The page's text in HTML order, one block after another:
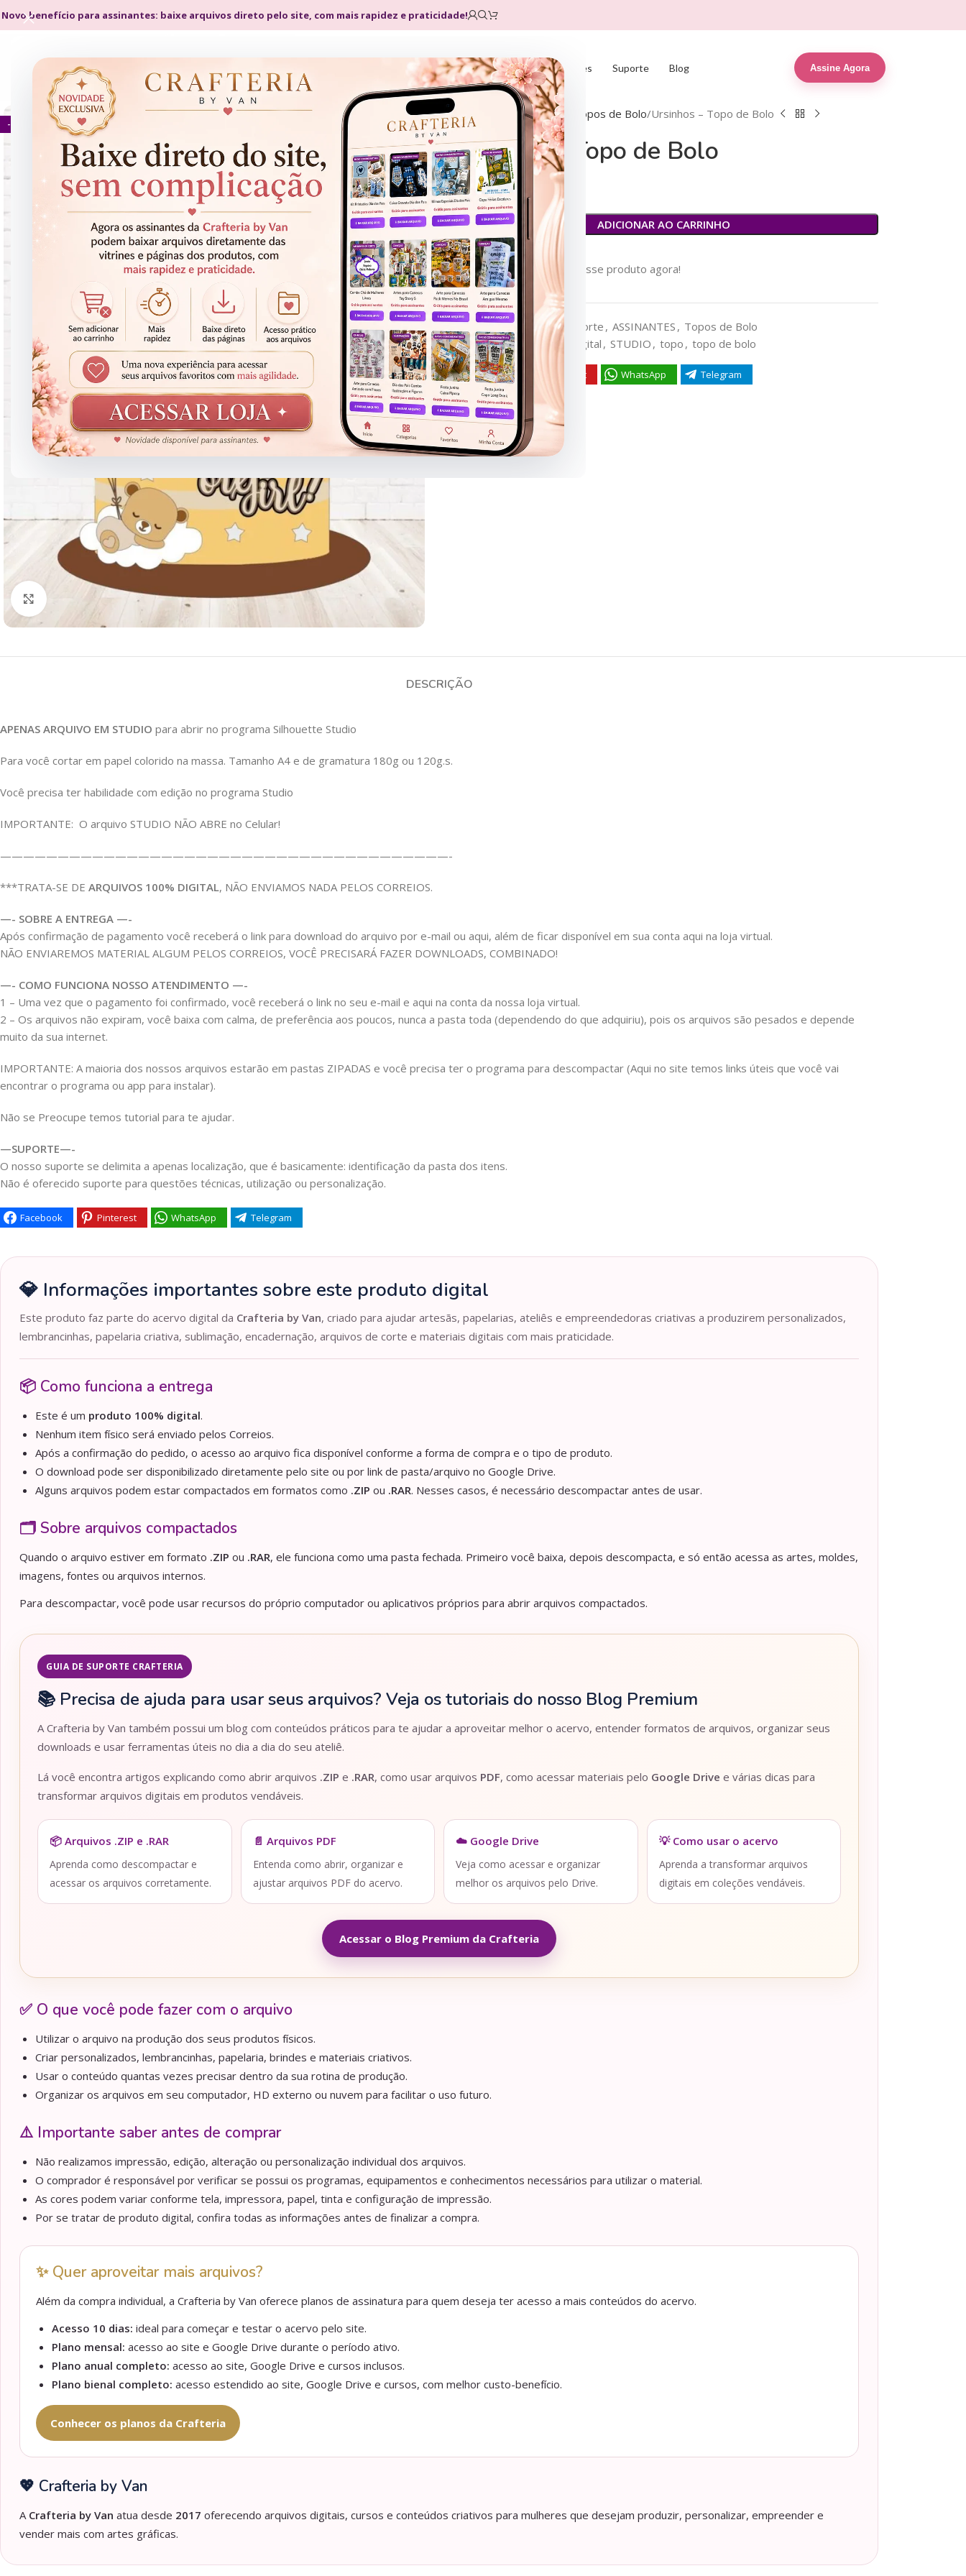
Novo benefício para assinantes: baixe arquivos direto pelo site, com mais rapidez e praticidade!
Home Loja Planos Atualizações Suporte Blog Assine Agora
- 89%
Clique para ampliar
Início Arquivos de Corte Topos de Bolo Ursinhos – Topo de Bolo
Ursinhos – Topo de Bolo
R$18,00 R$ 1,90
ADICIONAR AO CARRINHO
70 Pessoas vendo esse produto agora!
Categorias: Arquivos de Corte , ASSINANTES , Topos de Bolo
Tags: baby, , kit digital , STUDIO , topo , topo de bolo
Facebook Pinterest WhatsApp Telegram
DESCRIÇÃO
APENAS ARQUIVO EM STUDIO para abrir no programa Silhouette Studio
Para você cortar em papel colorido na massa. Tamanho A4 e de gramatura 180g ou 120g.s.
Você precisa ter habilidade com edição no programa Studio
IMPORTANTE: O arquivo STUDIO NÃO ABRE no Celular!
———————————————————————————————————————-
***TRATA-SE DE ARQUIVOS 100% DIGITAL, NÃO ENVIAMOS NADA PELOS CORREIOS.
—- SOBRE A ENTREGA —-
Após confirmação de pagamento você receberá o link para download do arquivo por e-mail ou aqui, além de ficar disponível em sua conta aqui na loja virtual.
NÃO ENVIAREMOS MATERIAL ALGUM PELOS CORREIOS, VOCÊ PRECISARÁ FAZER DOWNLOADS, COMBINADO!
—- COMO FUNCIONA NOSSO ATENDIMENTO —-
1 – Uma vez que o pagamento foi confirmado, você receberá o link no seu e-mail e aqui na conta da nossa loja virtual.
2 – Os arquivos não expiram, você baixa com calma, de preferência aos poucos, nunca a pasta toda (dependendo do que adquiriu), pois os arquivos são pesados e depende
muito da sua internet.
IMPORTANTE: A maioria dos nossos arquivos estarão em pastas ZIPADAS e você precisa ter o programa para descompactar (Aqui no site temos links úteis que você vai
encontrar o programa ou app para instalar).
Não se Preocupe temos tutorial para te ajudar.
—SUPORTE—-
O nosso suporte se delimita a apenas localização, que é basicamente: identificação da pasta dos itens.
Não é oferecido suporte para questões técnicas, utilização ou personalização.
Facebook Pinterest WhatsApp Telegram
💎 Informações importantes sobre este produto digital
Este produto faz parte do acervo digital da Crafteria by Van, criado para ajudar artesãs, papelarias, ateliês e empreendedoras criativas a produzirem personalizados,
lembrancinhas, papelaria criativa, sublimação, encadernação, arquivos de corte e materiais digitais com mais praticidade.
📦 Como funciona a entrega
Este é um produto 100% digital.
Nenhum item físico será enviado pelos Correios.
Após a confirmação do pedido, o acesso ao arquivo fica disponível conforme a forma de compra e o tipo de produto.
O download pode ser disponibilizado diretamente pelo site ou por link de pasta/arquivo no Google Drive.
Alguns arquivos podem estar compactados em formatos como .ZIP ou .RAR. Nesses casos, é necessário descompactar antes de usar.
🗂️ Sobre arquivos compactados
Quando o arquivo estiver em formato .ZIP ou .RAR, ele funciona como uma pasta fechada. Primeiro você baixa, depois descompacta, e só então acessa as artes, moldes,
imagens, fontes ou arquivos internos.
Para descompactar, você pode usar recursos do próprio computador ou aplicativos próprios para abrir arquivos compactados.
GUIA DE SUPORTE CRAFTERIA
📚 Precisa de ajuda para usar seus arquivos? Veja os tutoriais do nosso Blog Premium
A Crafteria by Van também possui um blog com conteúdos práticos para te ajudar a aproveitar melhor o acervo, entender formatos de arquivos, organizar seus
downloads e usar ferramentas úteis no dia a dia do seu ateliê.
Lá você encontra artigos explicando como abrir arquivos .ZIP e .RAR, como usar arquivos PDF, como acessar materiais pelo Google Drive e várias dicas para
transformar arquivos digitais em produtos vendáveis.
📦 Arquivos .ZIP e .RAR
Aprenda como descompactar e
acessar os arquivos corretamente.
📄 Arquivos PDF
Entenda como abrir, organizar e
ajustar arquivos PDF do acervo.
☁️ Google Drive
Veja como acessar e organizar
melhor os arquivos pelo Drive.
💡 Como usar o acervo
Aprenda a transformar arquivos
digitais em coleções vendáveis.
Acessar o Blog Premium da Crafteria
✅ O que você pode fazer com o arquivo
Utilizar o arquivo na produção dos seus produtos físicos.
Criar personalizados, lembrancinhas, papelaria, brindes e materiais criativos.
Usar o conteúdo quantas vezes precisar dentro da sua rotina de produção.
Organizar os arquivos em seu computador, HD externo ou nuvem para facilitar o uso futuro.
⚠️ Importante saber antes de comprar
Não realizamos impressão, edição, alteração ou personalização individual dos arquivos.
O comprador é responsável por verificar se possui os programas, equipamentos e conhecimentos necessários para utilizar o material.
As cores podem variar conforme tela, impressora, papel, tinta e configuração de impressão.
Por se tratar de produto digital, confira todas as informações antes de finalizar a compra.
✨ Quer aproveitar mais arquivos?
Além da compra individual, a Crafteria by Van oferece planos de assinatura para quem deseja ter acesso a mais conteúdos do acervo.
Acesso 10 dias: ideal para começar e testar o acervo pelo site.
Plano mensal: acesso ao site e Google Drive durante o período ativo.
Plano anual completo: acesso ao site, Google Drive e cursos inclusos.
Plano bienal completo: acesso estendido ao site, Google Drive e cursos, com melhor custo-benefício.
Conhecer os planos da Crafteria
💖 Crafteria by Van
A Crafteria by Van atua desde 2017 oferecendo arquivos digitais, cursos e conteúdos criativos para mulheres que desejam produzir, personalizar, empreender e
vender mais com artes gráficas.